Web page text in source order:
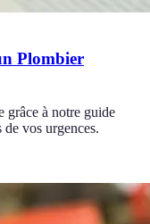
Plombier
à notre guide
vos urgences.